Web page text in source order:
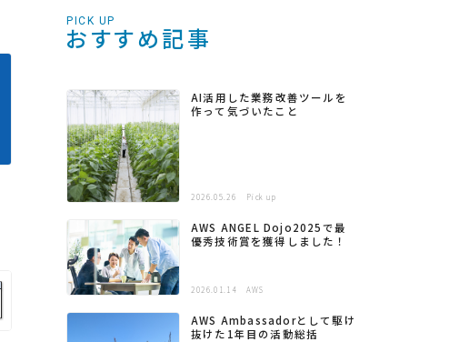
PICK UP
おすすめ記事
AI活用した業務改善ツールを
作って気づいたこと
2026.05.26 Pick up
AWS ANGEL Dojo2025で最
優秀技術賞を獲得しました！
2026.01.14 AWS
AWS Ambassadorとして駆け
抜けた1年目の活動総括